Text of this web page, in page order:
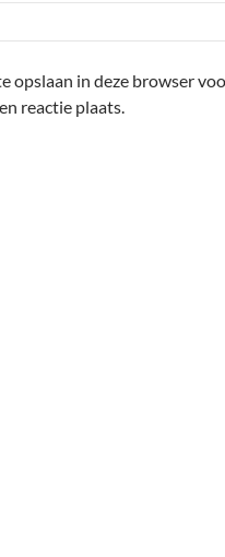
opslaan in deze browser
reactie plaats.